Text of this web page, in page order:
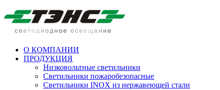
О КОМПАНИИ
ПРОДУКЦИЯ
Низковольтные светильники
Cветильники пожаробезопасные
Светильники INOX из нержавеющей стали